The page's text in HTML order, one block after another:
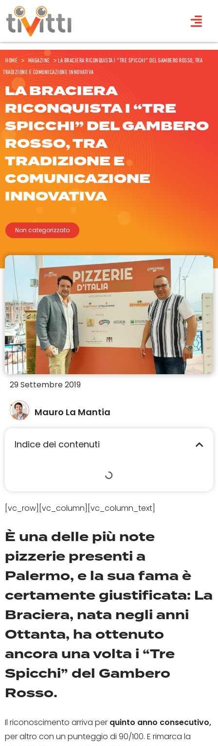
Home > Magazine >La Braciera riconquista i “Tre Spicchi” del Gambero rosso, tra
tradizione e comunicazione innovativa
LA BRACIERA
RICONQUISTA I “TRE
SPICCHI” DEL GAMBERO
ROSSO, TRA
TRADIZIONE E
COMUNICAZIONE
INNOVATIVA
Non categorizzato
Mauro La Mantia
29 Settembre 2019
Indice dei contenuti
[vc_row][vc_column][vc_column_text]
È una delle più note
pizzerie presenti a
Palermo, e la sua fama è
certamente giustificata: La
Braciera, nata negli anni
Ottanta, ha ottenuto
ancora una volta i “Tre
Spicchi” del Gambero
Rosso.
Il riconoscimento arriva per quinto anno consecutivo,
per altro con un punteggio di 90/100. E rimarca la